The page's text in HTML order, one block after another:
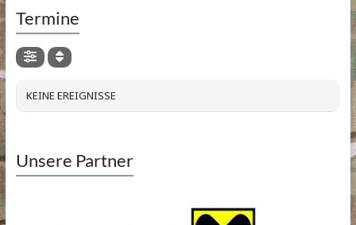
Termine
KEINE EREIGNISSE
Unsere Partner